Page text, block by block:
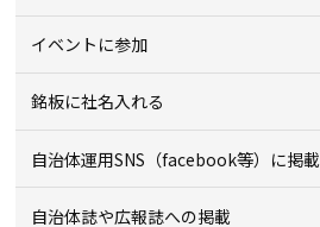
イベントに参加
銘板に社名入れる
自治体運用SNS（facebook等）に掲載
自治体誌や広報誌への掲載